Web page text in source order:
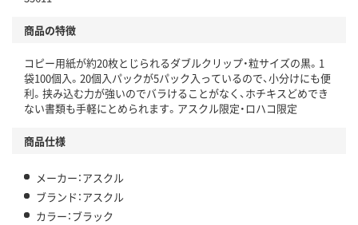
この商品の環境配慮ポイントです。下記商品詳細「
アスクル商品環境スコア詳細／加点項目
」で確認できます。
商品の特徴
コピー用紙が約20枚とじられるダブルクリップ・粒サイズの黒。1
袋100個入。20個入パックが5パック入っているので、小分けにも便
利。挟み込む力が強いのでバラけることがなく、ホチキスどめでき
ない書類も手軽にとめられます。アスクル限定・ロハコ限定
商品仕様
メーカー：アスクル
ブランド：アスクル
カラー：ブラック